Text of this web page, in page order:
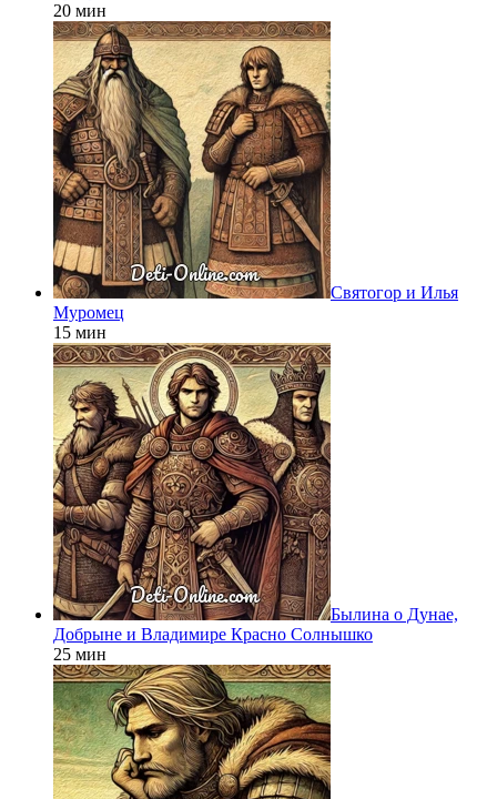
20 мин
Святогор и Илья
Муромец
15 мин
Былина о Дунае,
Добрыне и Владимире Красно Солнышко
25 мин